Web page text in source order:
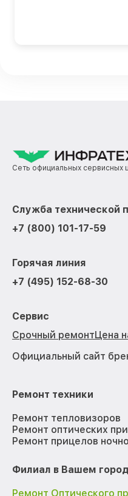
Сеть официальных сервисных
Служба технической
+7 (800) 101-17-59
Горячая линия
+7 (495) 152-68-30
Сервис
Срочный ремонтЦена
Официальный сайт
Ремонт техники
Ремонт тепловизоров
Ремонт оптических
Ремонт прицелов
Филиал в Вашем
Ремонт Оптического